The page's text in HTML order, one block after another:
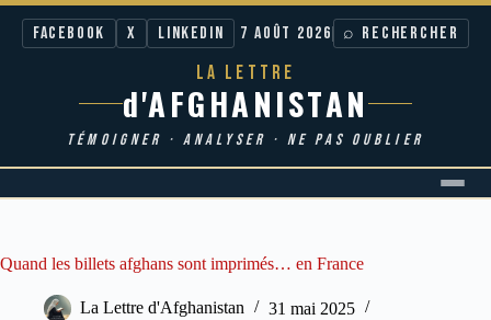
Facebook X LinkedIn 7 AOÛT 2026 ⌕ RECHERCHER
LA LETTRE
d'AFGHANISTAN
TÉMOIGNER · ANALYSER · NE PAS OUBLIER
Quand les billets afghans sont imprimés… en France
La Lettre d'Afghanistan
31 mai 2025